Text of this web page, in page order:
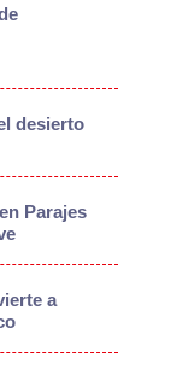
desierto
Parajes
a